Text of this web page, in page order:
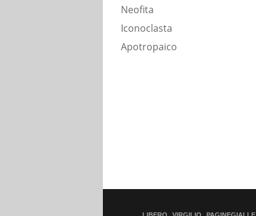
Neofita
Iconoclasta
Apotropaico